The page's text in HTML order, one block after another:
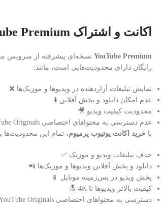
اکانت و اشتراک YouTube Premium چیست؟ 📺
YouTube Premium نسخه‌ای پیشرفته از سرویس
رایگان دارای محدودیت‌هایی است، مانند:
نمایش تبلیغات آزاردهنده در ویدیوها و موزیک‌ها ❌
عدم امکان دانلود و پخش آفلاین ⬇️
محدودیت کیفیت ویدیو 🎥
عدم دسترسی به محتواهای اختصاصی YouTube Originals
با خرید اکانت یوتیوب پرمیوم، تمام این
حذف تبلیغات ویدیو و موزیک ✅
دانلود و پخش آفلاین ویدیوها و موزیک‌ها 📲
پخش ویدیو در پس‌زمینه موبایل 📱
کیفیت بالاتر ویدیوها تا 4K 🔝
دسترسی به محتواهای اختصاصی YouTube Originals 🎬